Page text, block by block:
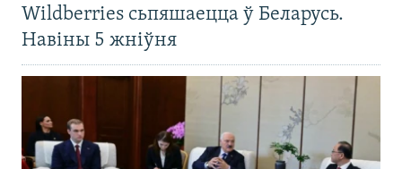
Wildberries сьпяшаецца ў Беларусь.
Навіны 5 жніўня